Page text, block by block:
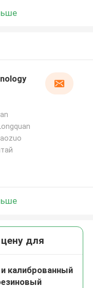
для
калиброванный